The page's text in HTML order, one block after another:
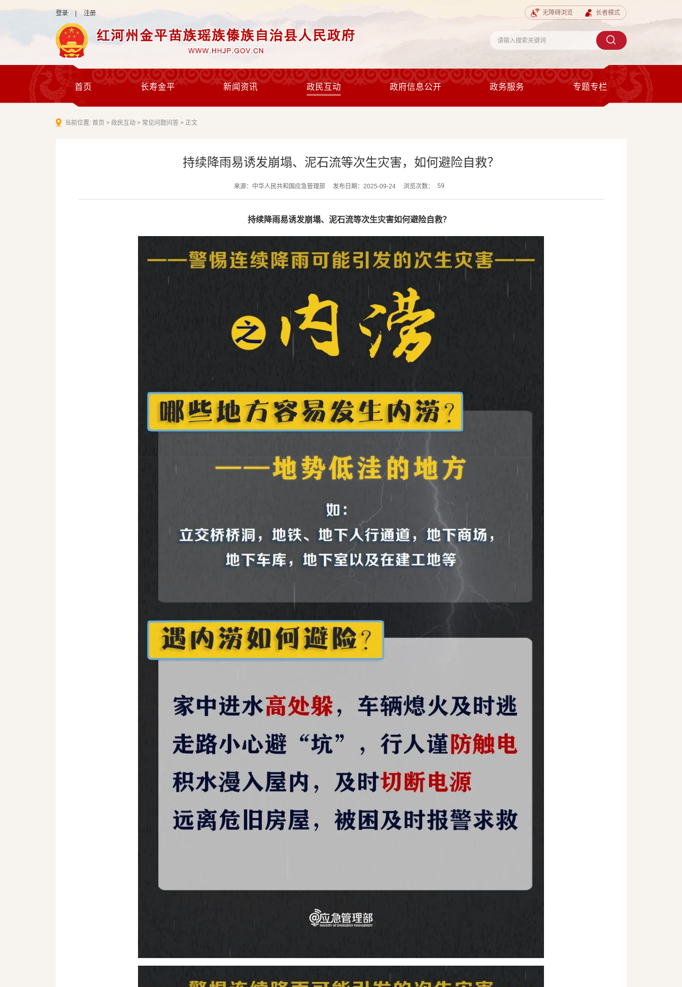
登录 注册 无障碍浏览 长者模式
首页 长寿金平 新闻资讯 政民互动 政府信息公开 政务服务 专题专栏
当前位置:首页 >政民互动 > 常见问题问答 > 正文
持续降雨易诱发崩塌、泥石流等次生灾害，如何避险自救？
来源：中华人民共和国应急管理部 发布日期：2025-09-24 浏览次数： 59
持续降雨易诱发崩塌、泥石流等次生灾害如何避险自救？